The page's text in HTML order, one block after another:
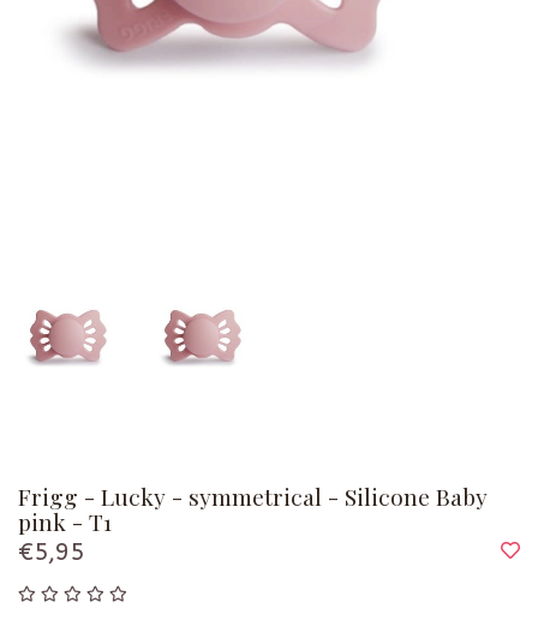
Frigg - Lucky - symmetrical - Silicone Baby
pink - T1
€5,95